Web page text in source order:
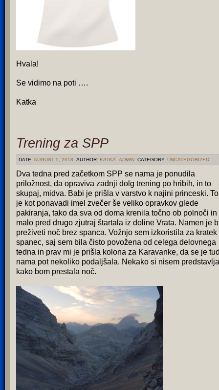
Hvala!
Se vidimo na poti ….
Katka
Trening za SPP
DATE: AUGUST 5, 2018 AUTHOR: KATKA_ADMIN CATEGORY: UNCATEGORIZED
Dva tedna pred začetkom SPP se nama je ponudila
priložnost, da opraviva zadnji dolg trening po hribih, in to
skupaj, midva. Babi je prišla v varstvo k najini princeski.
je kot ponavadi imel zvečer še veliko opravkov glede
pakiranja, tako da sva od doma krenila točno ob polnoči in
malo pred drugo zjutraj štartala iz doline Vrata. Namen je
preživeti noč brez spanca. Vožnjo sem izkoristila za kratek
spanec, saj sem bila čisto povožena od celega delovnega
tedna in prav mi je prišla kolona za Karavanke, da se je
nama pot nekoliko podaljšala. Nekako si nisem
kako bom prestala noč.